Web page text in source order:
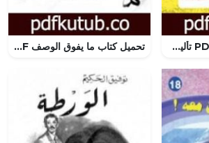
تحميل كتاب الرغيف PDF تأليف توفيق يوسف عواد مجانا [كامل] تحميل كتاب ما يفوق الوصف PDF تأليف سوزان عليوان مجانا [كامل]